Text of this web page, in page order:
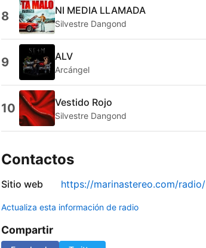
8 NI MEDIA LLAMADA
Silvestre Dangond
9 ALV
Arcángel
10 Vestido Rojo
Silvestre Dangond
Contactos
Sitio web https://marinastereo.com/radio/
Actualiza esta información de radio
Compartir